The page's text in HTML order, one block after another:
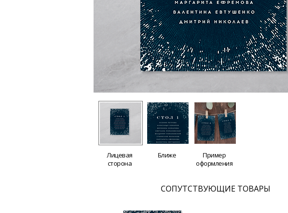
Лицевая
сторона
Ближе
Пример
оформления
CОПУТСТВУЮЩИЕ ТОВАРЫ